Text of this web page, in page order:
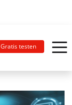
Gratis testen